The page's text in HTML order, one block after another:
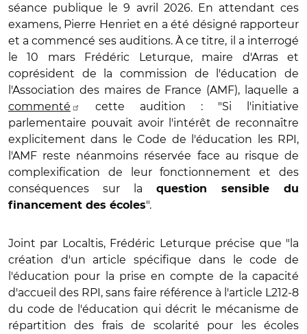
séance publique le 9 avril 2026. En attendant ces
examens, Pierre Henriet en a été désigné rapporteur
et a commencé ses auditions. À ce titre, il a interrogé
le 10 mars Frédéric Leturque, maire d'Arras et
coprésident de la commission de l'éducation de
l'Association des maires de France (AMF), laquelle a
commenté
cette audition : "Si l'initiative
parlementaire pouvait avoir l'intérêt de reconnaître
explicitement dans le Code de l'éducation les RPI,
l'AMF reste néanmoins réservée face au risque de
complexification de leur fonctionnement et des
conséquences sur la question sensible du
financement des écoles".
Joint par Localtis, Frédéric Leturque précise que "la
création d'un article spécifique dans le code de
l'éducation pour la prise en compte de la capacité
d'accueil des RPI, sans faire référence à l'article L212-8
du code de l'éducation qui décrit le mécanisme de
répartition des frais de scolarité pour les écoles